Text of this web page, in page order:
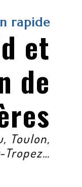
rapide
et
de
Toulon,
Tropez…